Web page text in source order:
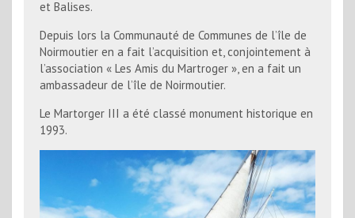
et Balises.
Depuis lors la Communauté de Communes de l’île de
Noirmoutier en a fait l’acquisition et, conjointement à
l’association « Les Amis du Martroger », en a fait un
ambassadeur de l’île de Noirmoutier.
Le Martorger III a été classé monument historique en
1993.